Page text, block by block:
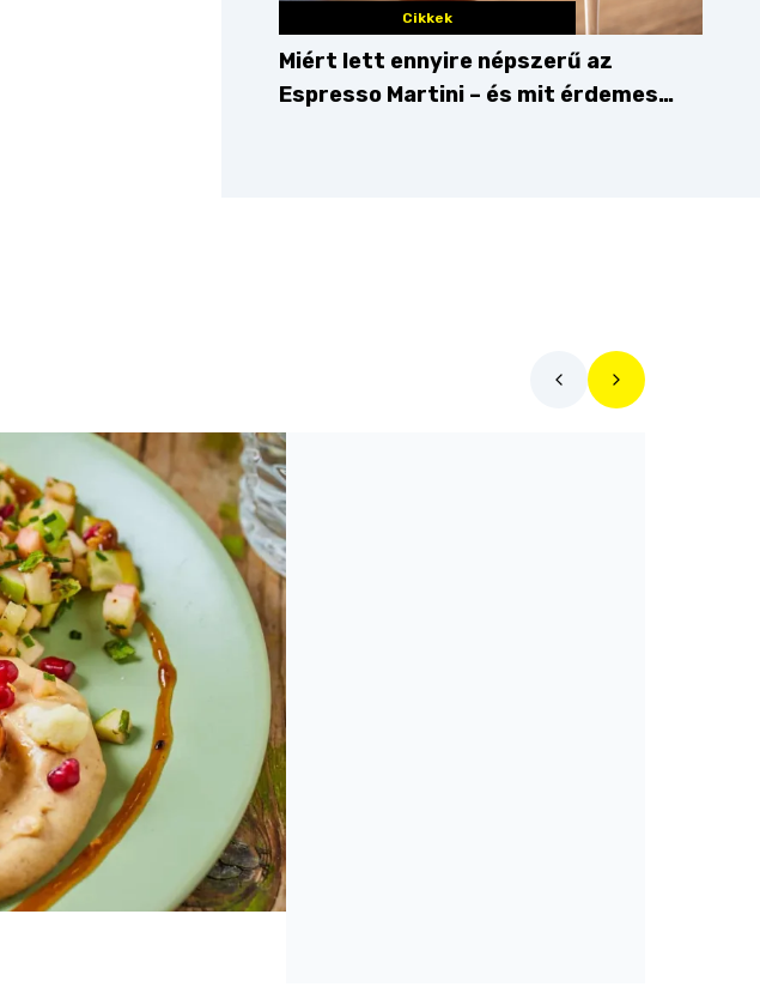
Cikkek
Miért lett ennyire népszerű az
Espresso Martini – és mit érdemes